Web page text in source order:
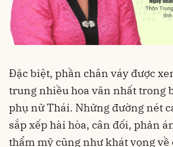
Đặc biệt, phần chân váy được
trung nhiều hoa văn nhất trong
phụ nữ Thái. Những đường nét
sắp xếp hài hòa, cân đối, phản
thẩm mỹ cũng như khát vọng về